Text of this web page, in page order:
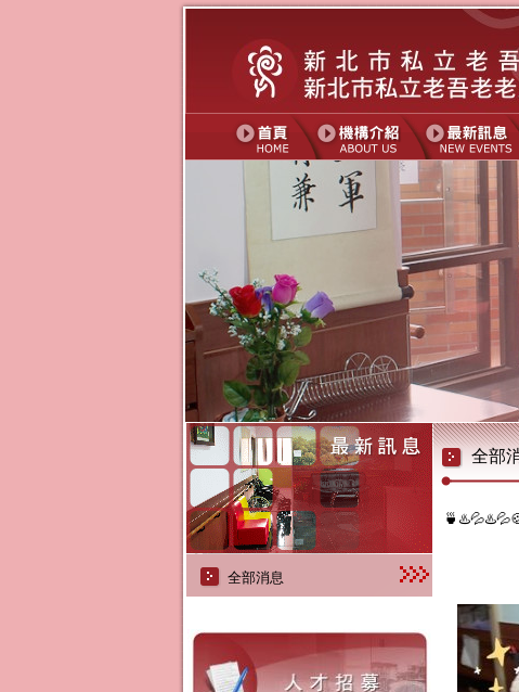
全部消息
全部